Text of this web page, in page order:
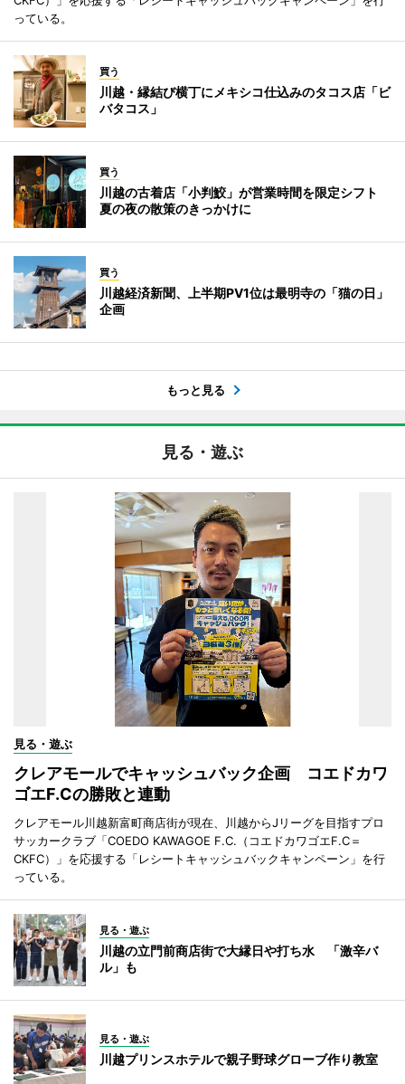
っている。
買う
川越・縁結び横丁にメキシコ仕込みのタコス店「ビ
バタコス」
買う
川越の古着店「小判鮫」が営業時間を限定シフト
夏の夜の散策のきっかけに
買う
川越経済新聞、上半期PV1位は最明寺の「猫の日」
企画
もっと見る
見る・遊ぶ
見る・遊ぶ
クレアモールでキャッシュバック企画 コエドカワ
ゴエF.Cの勝敗と連動
クレアモール川越新富町商店街が現在、川越からJリーグを目指すプロ
サッカークラブ「COEDO KAWAGOE F.C.（コエドカワゴエF.C＝
CKFC）」を応援する「レシートキャッシュバックキャンペーン」を行
っている。
見る・遊ぶ
川越の立門前商店街で大縁日や打ち水 「激辛バ
ル」も
見る・遊ぶ
川越プリンスホテルで親子野球グローブ作り教室